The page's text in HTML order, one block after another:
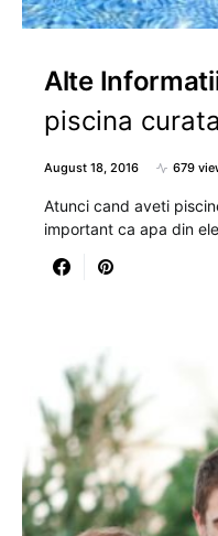
Alte
piscina
August 18, 2016 679
Atunci cand aveti
important ca apa din